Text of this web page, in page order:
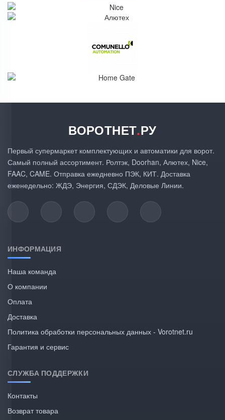
ВОРОТНЕТ.РУ
Первый супермаркет комплектующих и автоматики для ворот.
Самый полный ассортимент. Ролтэк, Doorhan, Алютех, Nice,
FAAC, CAME. Отправка ежедневно ПЭК, КИТ. Доставка
еженедельно: ЖДЭ, Энергия, СДЭК, Деловые Линии.
ИНФОРМАЦИЯ
Наша команда
О компании
Оплата
Доставка
Политика обработки персональных данных - Vorotnet.ru
Гарантия и сервис
СЛУЖБА ПОДДЕРЖКИ
Контакты
Возврат товара